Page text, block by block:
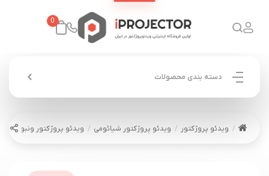
0
دسته بندی محصولات
ویدئو پروژکتور ویدئو پروژکتور شیائومی ویدئو پروژکتور ونبو WANBO DaVinci 1 Pro